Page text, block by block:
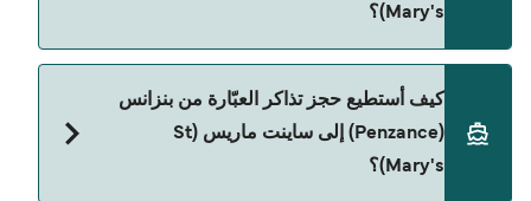
Mary's)؟
كيف أستطيع حجز تذاكر العبّارة من بنزانس
(Penzance) إلى ساينت ماريس (St
Mary's)؟